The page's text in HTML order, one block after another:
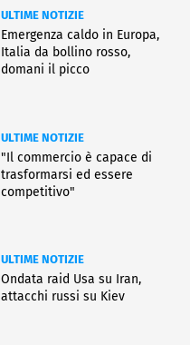
ULTIME NOTIZIE
Emergenza caldo in Europa,
Italia da bollino rosso,
domani il picco
ULTIME NOTIZIE
"Il commercio è capace di
trasformarsi ed essere
competitivo"
ULTIME NOTIZIE
Ondata raid Usa su Iran,
attacchi russi su Kiev